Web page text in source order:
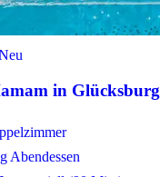
in Glücksburg
Abendessen